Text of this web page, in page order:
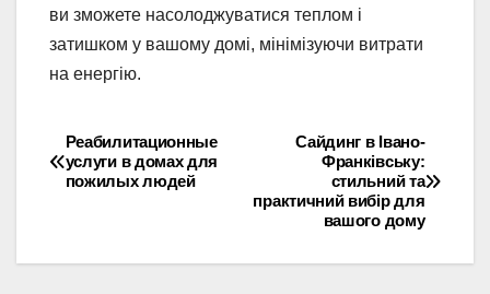
ви зможете насолоджуватися теплом і
затишком у вашому домі, мінімізуючи витрати
на енергію.
Навігація
записів
Сайдинг в Івано-
Франківську:
стильний та
практичний вибір для
вашого дому
Реабилитационные
услуги в домах для
пожилых людей